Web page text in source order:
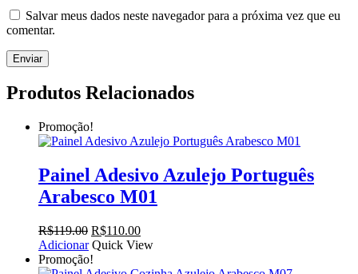
Salvar meus dados neste navegador para a próxima vez que eu
comentar.
Produtos Relacionados
Promoção!
Painel Adesivo Azulejo Português
Arabesco M01
R$119.00 O
preço
original
R$110.00O
preço
Adicionar Quick View
Promoção!